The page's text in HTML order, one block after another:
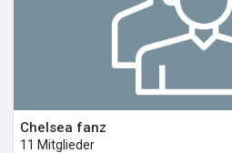
Chelsea fanz
11 Mitglieder